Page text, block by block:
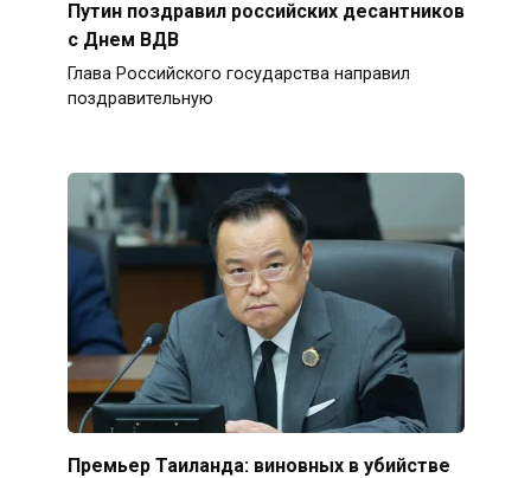
Путин поздравил российских десантников
с Днем ВДВ
Глава Российского государства направил
поздравительную
Премьер Таиланда: виновных в убийстве